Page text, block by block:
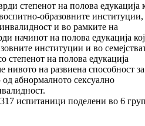
степенот на полова едукација
образовните институции,
и во рамките на
начинот на полова едукација
институции и во
степенот на полова едукација
нивото на развиена способност за
абнормалното сексуално
испитаници поделени во 6